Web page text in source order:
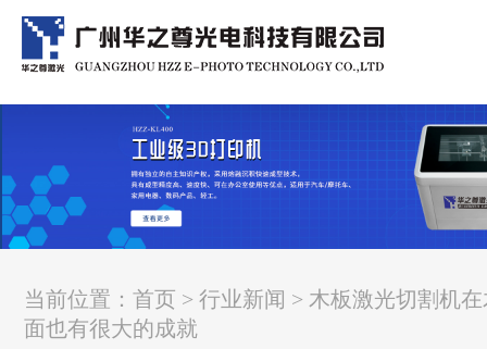
当前位置：首页 >行业新闻 > 木板激光切割机
面也有很大的成就